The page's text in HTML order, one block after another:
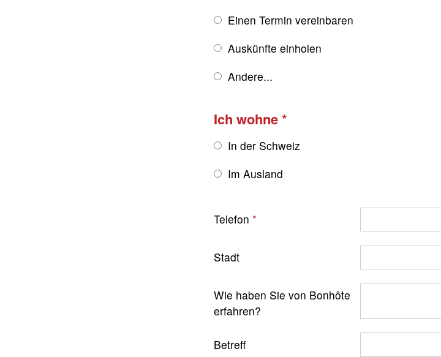
Einen Termin vereinbaren
Auskünfte einholen
Andere...
Ich wohne
In der Schweiz
Im Ausland
Telefon
Stadt
Wie haben Sie von Bonhôte
erfahren?
Betreff